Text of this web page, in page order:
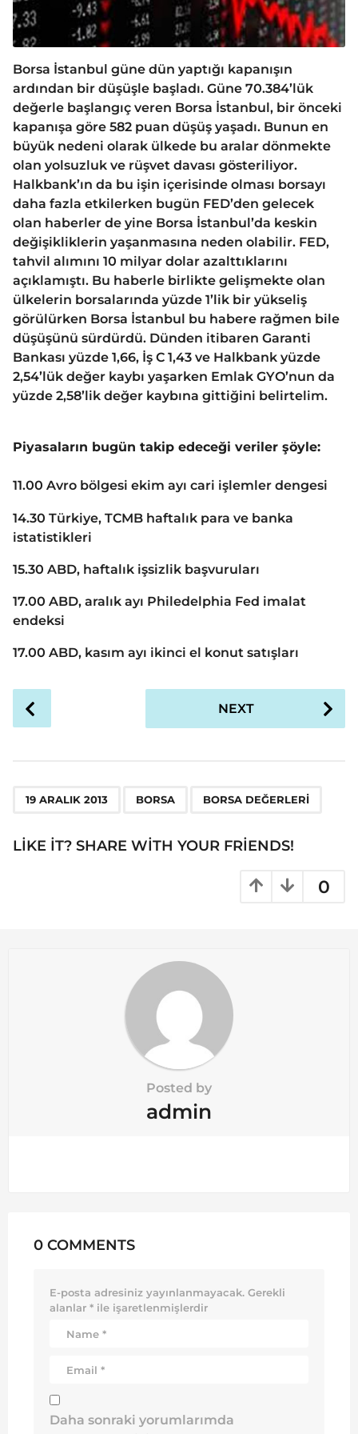
Borsa İstanbul güne dün yaptığı kapanışın
ardından bir düşüşle başladı. Güne 70.384’lük
değerle başlangıç veren Borsa İstanbul, bir önceki
kapanışa göre 582 puan düşüş yaşadı. Bunun en
büyük nedeni olarak ülkede bu aralar dönmekte
olan yolsuzluk ve rüşvet davası gösteriliyor.
Halkbank’ın da bu işin içerisinde olması borsayı
daha fazla etkilerken bugün FED’den gelecek
olan haberler de yine Borsa İstanbul’da keskin
değişikliklerin yaşanmasına neden olabilir. FED,
tahvil alımını 10 milyar dolar azalttıklarını
açıklamıştı. Bu haberle birlikte gelişmekte olan
ülkelerin borsalarında yüzde 1’lik bir yükseliş
görülürken Borsa İstanbul bu habere rağmen bile
düşüşünü sürdürdü. Dünden itibaren Garanti
Bankası yüzde 1,66, İş C 1,43 ve Halkbank yüzde
2,54’lük değer kaybı yaşarken Emlak GYO’nun da
yüzde 2,58’lik değer kaybına gittiğini belirtelim.
Piyasaların bugün takip edeceği veriler şöyle:
11.00 Avro bölgesi ekim ayı cari işlemler dengesi
14.30 Türkiye, TCMB haftalık para ve banka
istatistikleri
15.30 ABD, haftalık işsizlik başvuruları
17.00 ABD, aralık ayı Philedelphia Fed imalat
endeksi
17.00 ABD, kasım ayı ikinci el konut satışları
i
NEXT
19 ARALIK 2013 BORSA BORSA DEĞERLERI
LIKE IT? SHARE WITH YOUR FRIENDS!
0
Posted by
admin
0 COMMENTS
E-posta adresiniz yayınlanmayacak. Gerekli
alanlar * ile işaretlenmişlerdir
Daha sonraki yorumlarımda